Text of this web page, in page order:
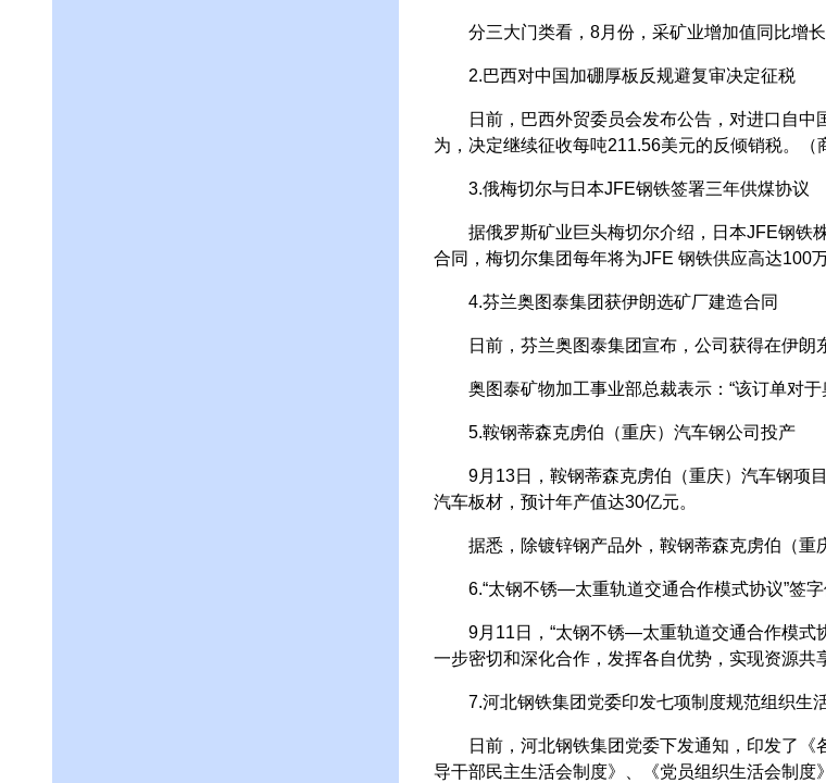
分三大门类看，8月份，采矿业增加值同比增长
2.巴西对中国加硼厚板反规避复审决定征税
日前，巴西外贸委员会发布公告，对进口自中
为，决定继续征收每吨211.56美元的反倾销税。（
3.俄梅切尔与日本JFE钢铁签署三年供煤协议
据俄罗斯矿业巨头梅切尔介绍，日本JFE钢铁
合同，梅切尔集团每年将为JFE 钢铁供应高达100
4.芬兰奥图泰集团获伊朗选矿厂建造合同
日前，芬兰奥图泰集团宣布，公司获得在伊朗
奥图泰矿物加工事业部总裁表示：“该订单对于
5.鞍钢蒂森克虏伯（重庆）汽车钢公司投产
9月13日，鞍钢蒂森克虏伯（重庆）汽车钢项目
汽车板材，预计年产值达30亿元。
据悉，除镀锌钢产品外，鞍钢蒂森克虏伯（重
6.“太钢不锈—太重轨道交通合作模式协议”签字
9月11日，“太钢不锈—太重轨道交通合作模式协
一步密切和深化合作，发挥各自优势，实现资源共
7.河北钢铁集团党委印发七项制度规范组织生
日前，河北钢铁集团党委下发通知，印发了《
导干部民主生活会制度》、《党员组织生活会制度